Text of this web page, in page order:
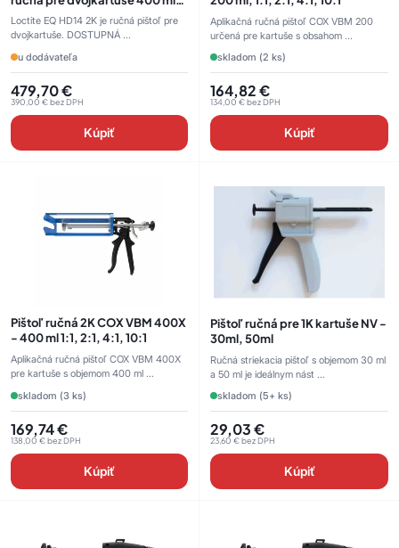
(82693823)
Loctite EQ HD14 2K je ručná pištoľ pre
dvojkartuše. DOSTUPNÁ ...
u dodávateľa
479,70€
390,00 €bez DPH
Kúpiť
Aplikačná ručná pištoľ COX VBM 200
určená pre kartuše s obsahom ...
skladom (2 ks)
164,82€
134,00€bez DPH
Kúpiť
Pištoľ ručná 2K COX VBM 400X
- 400 ml 1:1, 2:1, 4:1, 10:1
Aplikačná ručná pištoľ COX VBM 400X
pre kartuše s objemom 400 ml ...
skladom (3 ks)
169,74€
138,00 €bez DPH
Kúpiť
Pištoľ ručná pre 1K kartuše NV -
30ml, 50ml
Ručná striekacia pištoľ s objemom 30 ml
a 50 ml je ideálnym nást ...
skladom (5+ ks)
29,03€
23,60 €bez DPH
Kúpiť